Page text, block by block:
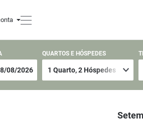
QUARTOS E HÓSPEDES